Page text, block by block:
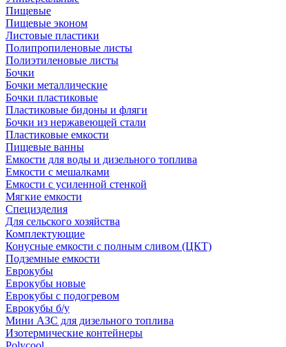
Пищевые
Пищевые эконом
Листовые пластики
Полипропиленовые листы
Полиэтиленовые листы
Бочки
Бочки металлические
Бочки пластиковые
Пластиковые бидоны и фляги
Бочки из нержавеющей стали
Пластиковые емкости
Пищевые ванны
Емкости для воды и дизельного топлива
Емкости с мешалками
Емкости с усиленной стенкой
Мягкие емкости
Специзделия
Для сельского хозяйства
Комплектующие
Конусные емкости с полным сливом (ЦКТ)
Подземные емкости
Еврокубы
Еврокубы новые
Еврокубы с подогревом
Еврокубы б/у
Мини АЗС для дизельного топлива
Изотермические контейнеры